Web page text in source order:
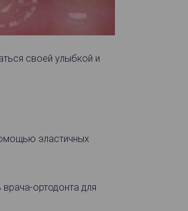
своей улыбкой и
эластичных
ортодонта для